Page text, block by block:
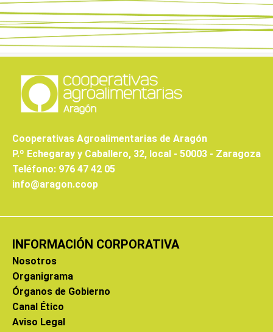
Cooperativas Agroalimentarias de Aragón
P.º Echegaray y Caballero, 32, local - 50003 - Zaragoza
Teléfono: 976 47 42 05
info@aragon.coop
INFORMACIÓN CORPORATIVA
Nosotros
Organigrama
Órganos de Gobierno
Canal Ético
Aviso Legal